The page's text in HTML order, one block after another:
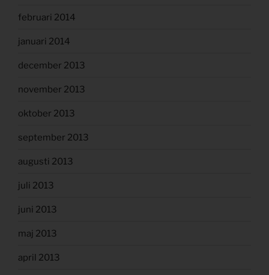
februari 2014
januari 2014
december 2013
november 2013
oktober 2013
september 2013
augusti 2013
juli 2013
juni 2013
maj 2013
april 2013